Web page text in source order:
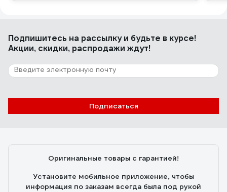
Подпишитесь на рассылкуи будьте в курсе!
Акции, скидки, распродажи ждут!
Подписаться
Оригинальные товары с гарантией!
Установите мобильное приложение, чтобы
информация по заказам всегда была под рукой